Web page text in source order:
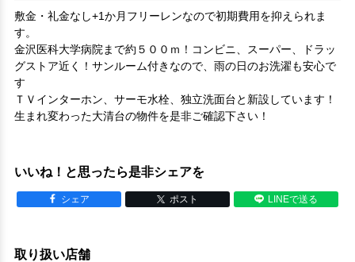
敷金・礼金なし+1か月フリーレンなので初期費用を抑えられま
す。
金沢医科大学病院まで約５００ｍ！コンビニ、スーパー、ドラッ
グストア近く！サンルーム付きなので、雨の日のお洗濯も安心で
す
ＴＶインターホン、サーモ水栓、独立洗面台と新設しています！
生まれ変わった大清台の物件を是非ご確認下さい！
いいね！と思ったら是非シェアを
シェア ポスト LINEで送る
取り扱い店舗